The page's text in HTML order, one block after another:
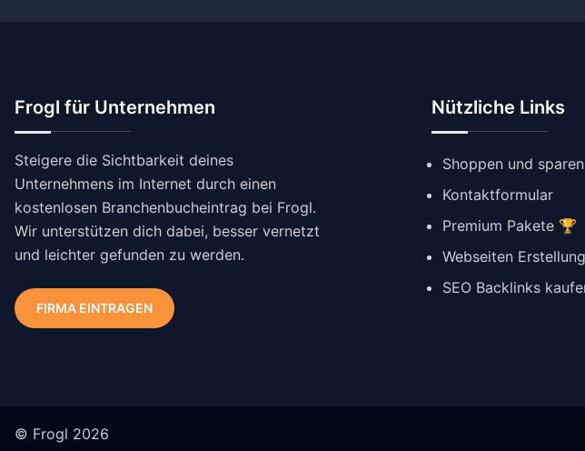
Frogl für Unternehmen
Steigere die Sichtbarkeit deines
Unternehmens im Internet durch einen
kostenlosen Branchenbucheintrag bei Frogl.
Wir unterstützen dich dabei, besser vernetzt
und leichter gefunden zu werden.
FIRMA EINTRAGEN
Nützliche Links
Shoppen und sparen
Kontaktformular
Premium Pakete 🏆
© Frogl 2026